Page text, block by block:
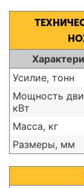
Усилие, тонн
Мощность
кВт
Масса, кг
Размеры, мм